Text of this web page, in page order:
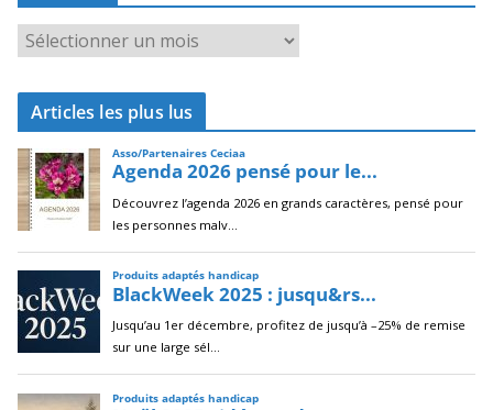
r
c
i
v
e
s
Articles les plus lus